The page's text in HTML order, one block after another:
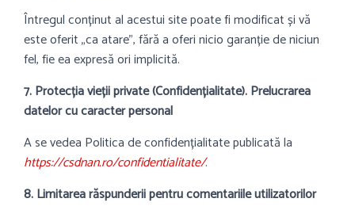
Întregul conținut al acestui site poate fi modificat și vă
este oferit „ca atare”, fără a oferi nicio garanție de niciun
fel, fie ea expresă ori implicită.
7. Protecția vieții private (Confidențialitate). Prelucrarea
datelor cu caracter personal
A se vedea Politica de confidențialitate publicată la
https://csdnan.ro/confidentialitate/.
8. Limitarea răspunderii pentru comentariile utilizatorilor